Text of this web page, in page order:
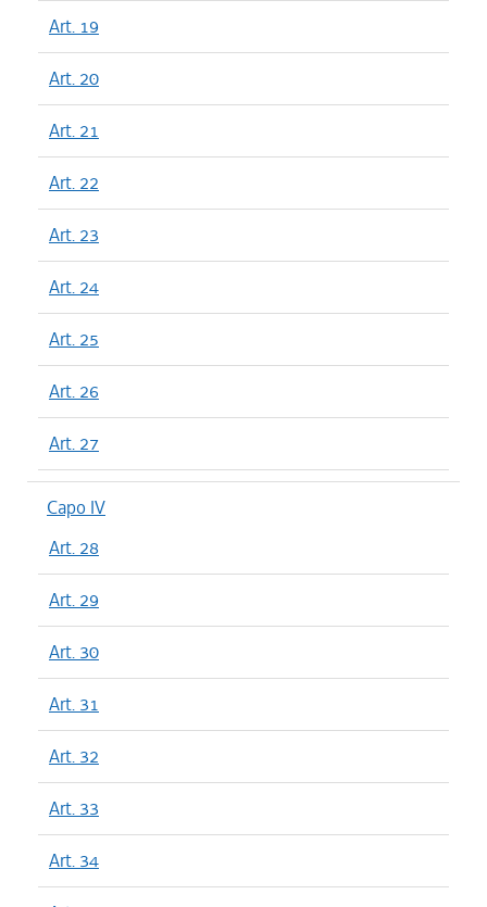
Art. 19
Art. 20
Art. 21
Art. 22
Art. 23
Art. 24
Art. 25
Art. 26
Art. 27
Capo IV
Art. 28
Art. 29
Art. 30
Art. 31
Art. 32
Art. 33
Art. 34